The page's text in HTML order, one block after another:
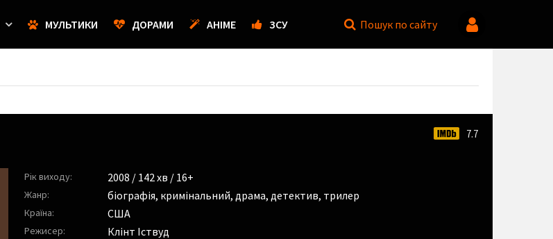
МУЛЬТИКИ ДОРАМИ АНІМЕ ЗСУ Пошук по сайту
7.7
Рік виходу: 2008 / 142 хв / 16+
Жанр: біографія, кримінальний, драма, детектив, трилер
Країна: США
Режисер: Клінт Іствуд